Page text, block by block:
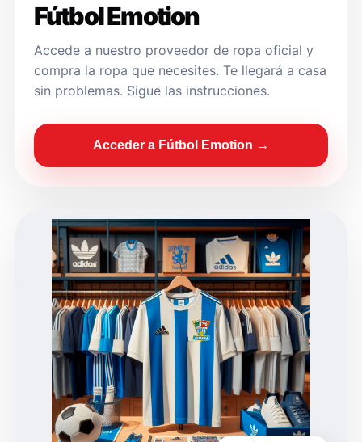
Fútbol Emotion
Accede a nuestro proveedor de ropa oficial y
compra la ropa que necesites. Te llegará a casa
sin problemas. Sigue las instrucciones.
Acceder a Fútbol Emotion →